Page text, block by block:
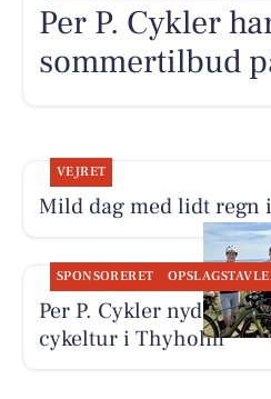
Per P. Cykler
sommertilbud
VEJRET
Mild dag med lidt regn
SPONSORERET
Per P. Cykler nyder
cykeltur i Thyholm